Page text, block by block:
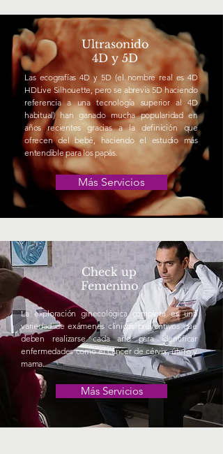
Ultrasonido
4D y 5D
Las ecografías 4D y 5D (el nombre real es 4D
HDLive Silhouette, pero se abrevia 5D haciendo
referencia a una tecnología superior al 4D
habitual) han ganado mucha popularidad en
años recientes gracias a la definición que
ofrecen del bebé, haciendo el estudio más
entendible para los papás.
Más Servicios
Check up
Femenino
La exploración ginecológica completa es una
variedad de exámenes clínicos preventivos que
deben realizarse cada año para identificar
enfermedades como el cáncer de cérvix, útero y
mama.
Más Servicios